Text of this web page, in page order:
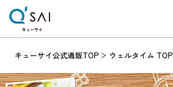
キューサイ公式通販TOP ウェルタイム TOP